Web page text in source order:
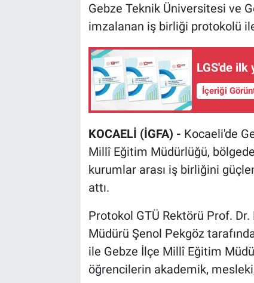
Gebze Teknik Üniversitesi ve
imzalanan iş birliği protokolü
LGS'de ilk
İçeriği
KOCAELİ (İGFA) - Kocaeli'de
Millî Eğitim Müdürlüğü,
kurumlar arası iş birliğini
attı.
Protokol GTÜ Rektörü Prof.
Müdürü Şenol Pekgöz
ile Gebze İlçe Millî Eğitim
öğrencilerin akademik,